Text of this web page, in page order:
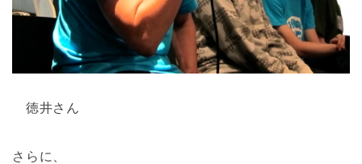
徳井さん
さらに、